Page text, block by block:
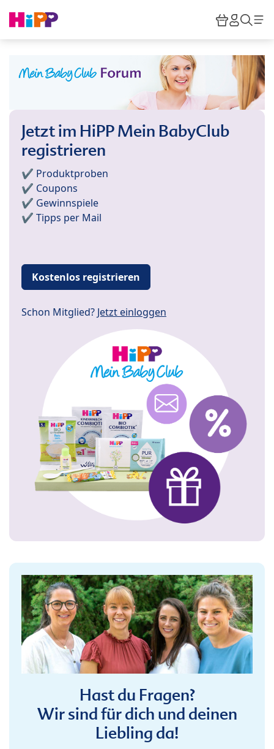
HiPP
Jetzt im HiPP Mein BabyClub
registrieren
✔️ Produktproben
✔️ Coupons
✔️ Gewinnspiele
✔️ Tipps per Mail
Kostenlos registrieren
Schon Mitglied? Jetzt einloggen
Hast du Fragen?
Wir sind für dich und deinen
Liebling da!